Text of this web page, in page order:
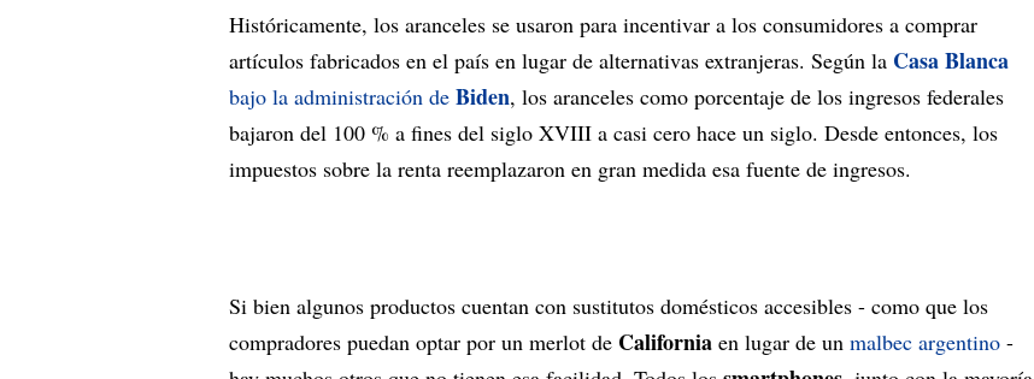
Históricamente, los aranceles se usaron para incentivar a los consumidores a comprar
artículos fabricados en el país en lugar de alternativas extranjeras. Según la Casa Blanca
bajo la administración de Biden, los aranceles como porcentaje de los ingresos federales
bajaron del 100 % a fines del siglo XVIII a casi cero hace un siglo. Desde entonces, los
impuestos sobre la renta reemplazaron en gran medida esa fuente de ingresos.
Si bien algunos productos cuentan con sustitutos domésticos accesibles - como que los
compradores puedan optar por un merlot de California en lugar de un malbec argentino -